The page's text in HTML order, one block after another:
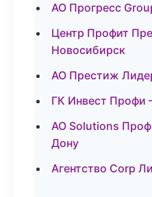
АО Прогресс
Центр Профит
Новосибирск
АО Престиж
ГК Инвест Профи
АО Solutions
Дону
Агентство Corp